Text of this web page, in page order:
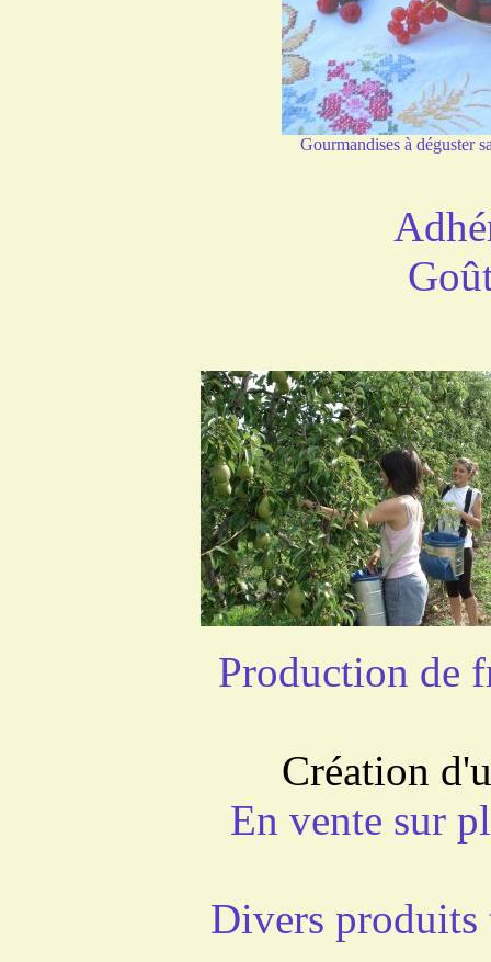
Gourmandises à déguster
Production de
Création
En vente sur
Divers produits